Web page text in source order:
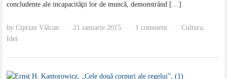
concludente ale incapacităţii lor de muncă, demonstrând […]
byCiprian Vălcan · 21 ianuarie 2015 · 1 comment · Cultura,
Idei